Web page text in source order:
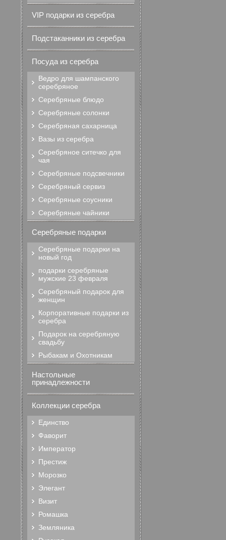
VIP подарки из серебра
Подстаканники из серебра
Посуда из серебра
Ведро для шампанского
серебряное
Серебряные блюдо
Серебряные солонки
Серебряная сахарница
Вазы из серебра
Серебряное ситечко для
чая
Серебряные подсвечники
Серебряный сервиз
Серебряные соусники
Серебряные чайники
Серебряные подарки
Серебряные подарки на
новый год
подарки серебряные
мужские 23 февраля
Серебряный подарок для
женщин
Корпоративные подарки из
серебра
Подарок на серебряную
свадьбу
Рыбакам и Охотникам
Настольные
принадлежности
Коллекции серебра
Единство
Фаворит
Император
Престиж
Морозко
Элегант
Визит
Ромашка
Земляника